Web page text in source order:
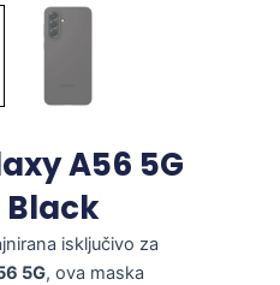
A56 5G
Black
isključivo za
5G, ova maska